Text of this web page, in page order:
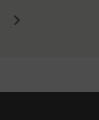
Nächstes